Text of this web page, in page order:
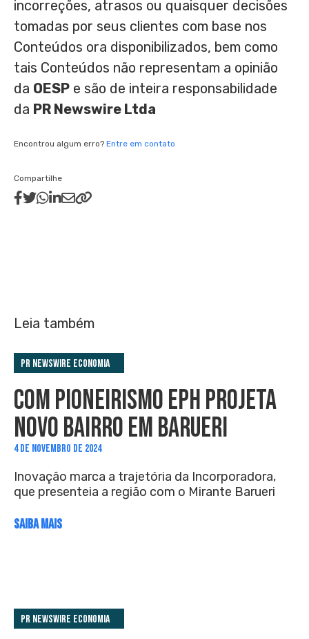
incorreções, atrasos ou quaisquer decisões
tomadas por seus clientes com base nos
Conteúdos ora disponibilizados, bem como
tais Conteúdos não representam a opinião
da OESP e são de inteira responsabilidade
da PR Newswire Ltda
Encontrou algum erro? Entre em contato
Compartilhe
Leia também
PR Newswire Economia
COM PIONEIRISMO EPH PROJETA
NOVO BAIRRO EM BARUERI
4 DE NOVEMBRO DE 2024
Inovação marca a trajetória da Incorporadora,
que presenteia a região com o Mirante Barueri
SAIBA MAIS
PR Newswire Economia